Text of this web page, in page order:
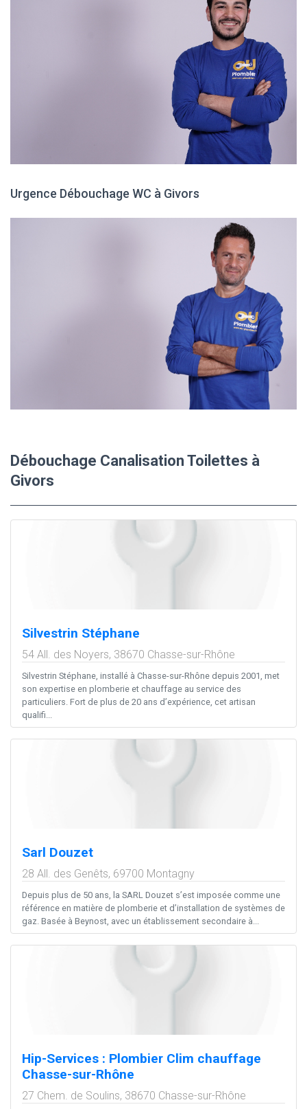
Urgence Débouchage WC à Givors
Débouchage Canalisation Toilettes à
Givors
Silvestrin Stéphane
54 All. des Noyers, 38670 Chasse-sur-Rhône
Silvestrin Stéphane, installé à Chasse-sur-Rhône depuis 2001, met
son expertise en plomberie et chauffage au service des
particuliers. Fort de plus de 20 ans d’expérience, cet artisan
qualifi...
Sarl Douzet
28 All. des Genêts, 69700 Montagny
Depuis plus de 50 ans, la SARL Douzet s’est imposée comme une
référence en matière de plomberie et d’installation de systèmes de
gaz. Basée à Beynost, avec un établissement secondaire à...
Hip-Services : Plombier Clim chauffage
Chasse-sur-Rhône
27 Chem. de Soulins, 38670 Chasse-sur-Rhône